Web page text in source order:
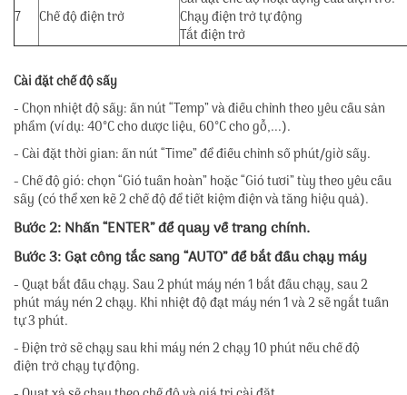
7
Chế độ điện trở
Chạy điện trở tự động
Tắt điện trở
Cài đặt chế độ sấy
- Chọn nhiệt độ sấy: ấn nút “Temp” và điều chỉnh theo yêu cầu sản
phẩm (ví dụ: 40°C cho dược liệu, 60°C cho gỗ,...).
- Cài đặt thời gian: ấn nút “Time” để điều chỉnh số phút/giờ sấy.
- Chế độ gió: chọn “Gió tuần hoàn” hoặc “Gió tươi” tùy theo yêu cầu
sấy (có thể xen kẽ 2 chế độ để tiết kiệm điện và tăng hiệu quả).
Bước 2: Nhấn “ENTER” để quay về trang chính.
Bước 3: Gạt công tắc sang “AUTO” để bắt đầu chạy máy
- Quạt bắt đầu chạy. Sau 2 phút máy nén 1 bắt đầu chạy, sau 2
phút máy nén 2 chạy. Khi nhiệt độ đạt máy nén 1 và 2 sẽ ngắt tuần
tự 3 phút.
- Điện trở sẽ chạy sau khi máy nén 2 chạy 10 phút nếu chế độ
điện trở chạy tự động.